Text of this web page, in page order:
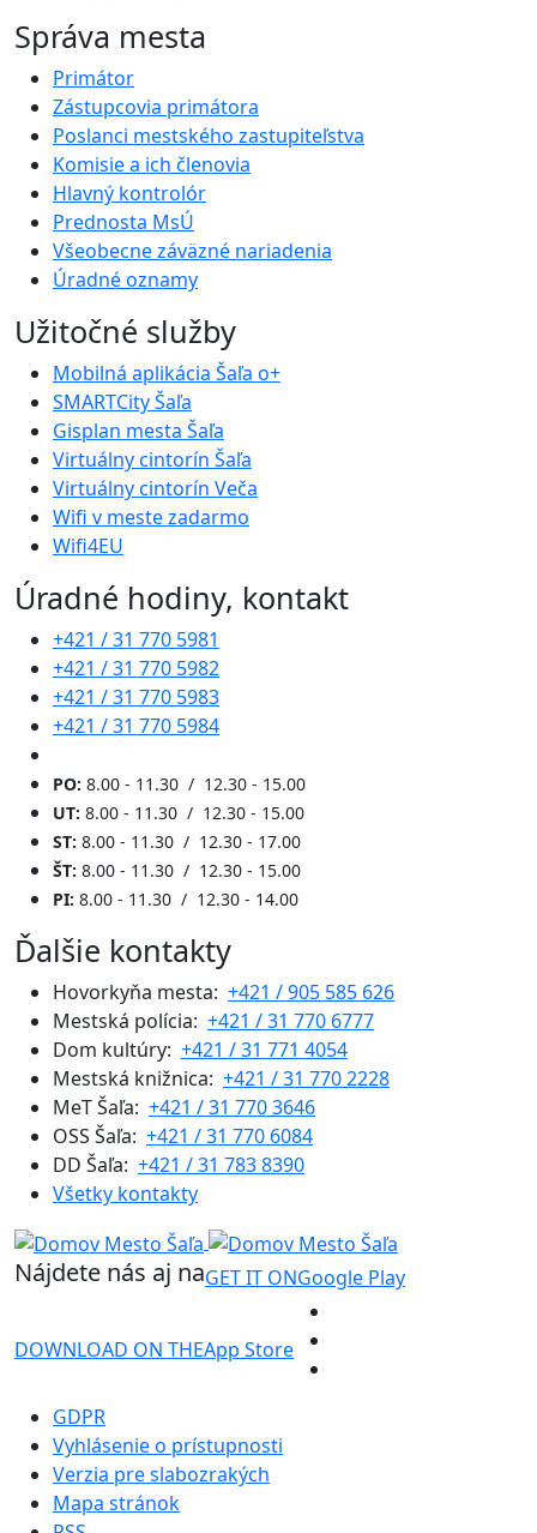
Správa mesta
Primátor
Zástupcovia primátora
Poslanci mestského zastupiteľstva
Komisie a ich členovia
Hlavný kontrolór
Prednosta MsÚ
Všeobecne záväzné nariadenia
Úradné oznamy
Užitočné služby
Mobilná aplikácia Šaľa o+
SMARTCity Šaľa
Gisplan mesta Šaľa
Virtuálny cintorín Šaľa
Virtuálny cintorín Veča
Wifi v meste zadarmo
Wifi4EU
Úradné hodiny, kontakt
+421 / 31 770 5981
+421 / 31 770 5982
+421 / 31 770 5983
+421 / 31 770 5984
PO: 8.00 - 11.30 / 12.30 - 15.00
UT: 8.00 - 11.30 / 12.30 - 15.00
ST: 8.00 - 11.30 / 12.30 - 17.00
ŠT: 8.00 - 11.30 / 12.30 - 15.00
PI: 8.00 - 11.30 / 12.30 - 14.00
Ďalšie kontakty
Hovorkyňa mesta: +421 / 905 585 626
Mestská polícia: +421 / 31 770 6777
Dom kultúry: +421 / 31 771 4054
Mestská knižnica: +421 / 31 770 2228
MeT Šaľa: +421 / 31 770 3646
OSS Šaľa: +421 / 31 770 6084
DD Šaľa: +421 / 31 783 8390
Všetky kontakty
Nájdete nás aj naGET IT ONGoogle Play
DOWNLOAD ON THEApp Store
GDPR
Vyhlásenie o prístupnosti
Verzia pre slabozrakých
Mapa stránok